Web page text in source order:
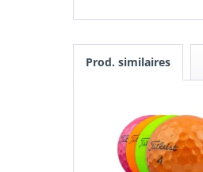
Prod. similaires